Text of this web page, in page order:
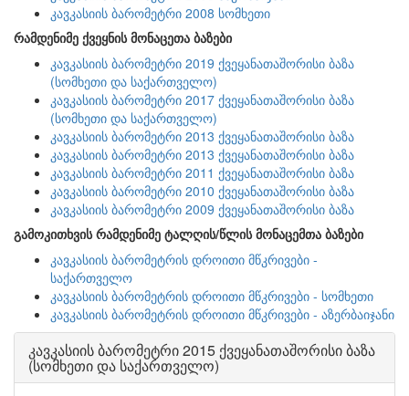
კავკასიის ბარომეტრი 2008 სომხეთი
რამდენიმე ქვეყნის მონაცეთა ბაზები
კავკასიის ბარომეტრი 2019 ქვეყანათაშორისი ბაზა
(სომხეთი და საქართველო)
კავკასიის ბარომეტრი 2017 ქვეყანათაშორისი ბაზა
(სომხეთი და საქართველო)
კავკასიის ბარომეტრი 2013 ქვეყანათაშორისი ბაზა
კავკასიის ბარომეტრი 2013 ქვეყანათაშორისი ბაზა
კავკასიის ბარომეტრი 2011 ქვეყანათაშორისი ბაზა
კავკასიის ბარომეტრი 2010 ქვეყანათაშორისი ბაზა
კავკასიის ბარომეტრი 2009 ქვეყანათაშორისი ბაზა
გამოკითხვის რამდენიმე ტალღის/წლის მონაცემთა ბაზები
კავკასიის ბარომეტრის დროითი მწკრივები -
საქართველო
კავკასიის ბარომეტრის დროითი მწკრივები - სომხეთი
კავკასიის ბარომეტრის დროითი მწკრივები - აზერბაიჯანი
კავკასიის ბარომეტრი 2015 ქვეყანათაშორისი ბაზა
(სომხეთი და საქართველო)